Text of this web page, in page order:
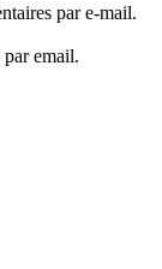
par e-mail.
email.